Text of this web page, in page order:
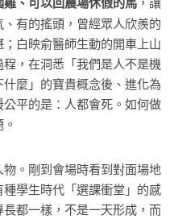
有的搖頭，曾經眾人欣羨的
白映俞醫師生動的開車上山
，在洞悉「我們是人不是機
麼」的寶貴概念後、進化為
平的是：人都會死。如何做
。剛到會場時看到對面場地
學生時代「選課衝堂」的感
都一樣，不是一天形成，而